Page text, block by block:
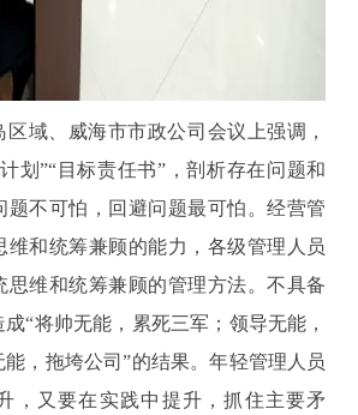
区域、威海市市政公司会议上强调，
划”“目标责任书”，剖析存在问题和
题不可怕，回避问题最可怕。经营管
维和统筹兼顾的能力，各级管理人员
思维和统筹兼顾的管理方法。不具备
“将帅无能，累死三军；领导无能，
能，拖垮公司”的结果。年轻管理人员
，又要在实践中提升，抓住主要矛